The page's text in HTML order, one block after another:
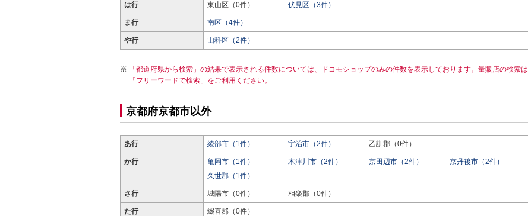
は行 東山区（0件） 伏見区（3件）
ま行 南区（4件）
や行 山科区（2件）
「都道府県から検索」の結果で表示される件数については、ドコモショップのみの件数を表示しております。量販店の検索は
「フリーワードで検索」をご利用ください。
京都府京都市以外
あ行 綾部市（1件） 宇治市（2件） 乙訓郡（0件）
か行 亀岡市（1件） 木津川市（2件） 京田辺市（2件）
京丹後市（2件）
久世郡（1件）
さ行 城陽市（0件） 相楽郡（0件）
た行 綴喜郡（0件）